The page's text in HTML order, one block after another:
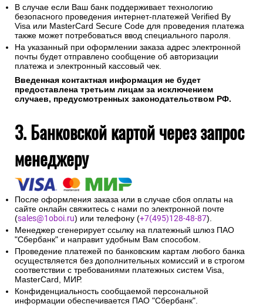
В случае если Ваш банк поддерживает технологию
безопасного проведения интернет-платежей Verified By
Visa или MasterCard Secure Code для проведения платежа
также может потребоваться ввод специального пароля.
На указанный при оформлении заказа адрес электронной
почты будет отправлено сообщение об авторизации
платежа и электронный кассовый чек.
Введенная контактная информация не будет
предоставлена третьим лицам за исключением
случаев, предусмотренных законодательством РФ.
3. Банковской картой через запрос
менеджеру
После оформления заказа или в случае сбоя оплаты на
сайте онлайн свяжитесь с нами по электронной почте
(sales@1oboi.ru) или телефону (+7(495)128-48-87).
Менеджер сгенерирует ссылку на платежный шлюз ПАО
"Сбербанк" и направит удобным Вам способом.
Проведение платежей по банковским картам любого банка
осуществляется без дополнительных комиссий и в строгом
соответствии с требованиями платежных систем Visa,
MasterCard, МИР.
Конфиденциальность сообщаемой персональной
информации обеспечивается ПАО "Сбербанк".